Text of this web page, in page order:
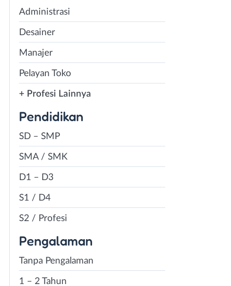
Administrasi
Desainer
Manajer
Pelayan Toko
+ Profesi Lainnya
Pendidikan
SD – SMP
SMA / SMK
D1 – D3
S1 / D4
S2 / Profesi
Pengalaman
Tanpa Pengalaman
1 – 2 Tahun